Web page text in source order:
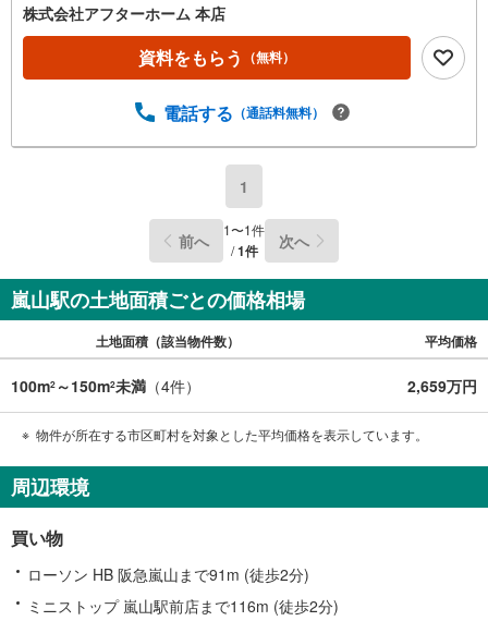
株式会社アフターホーム 本店
資料をもらう （無料）
電話する （通話料無料）
1
前へ 1〜1件
/1件 次へ
嵐山駅の土地面積ごとの価格相場
土地面積（該当物件数） 平均価格
100m2 ～150m2未満 （4件） 2,659万円
物件が所在する市区町村を対象とした平均価格を表示しています。
周辺環境
買い物
ローソン HB 阪急嵐山まで91m (徒歩2分)
ミニストップ 嵐山駅前店まで116m (徒歩2分)